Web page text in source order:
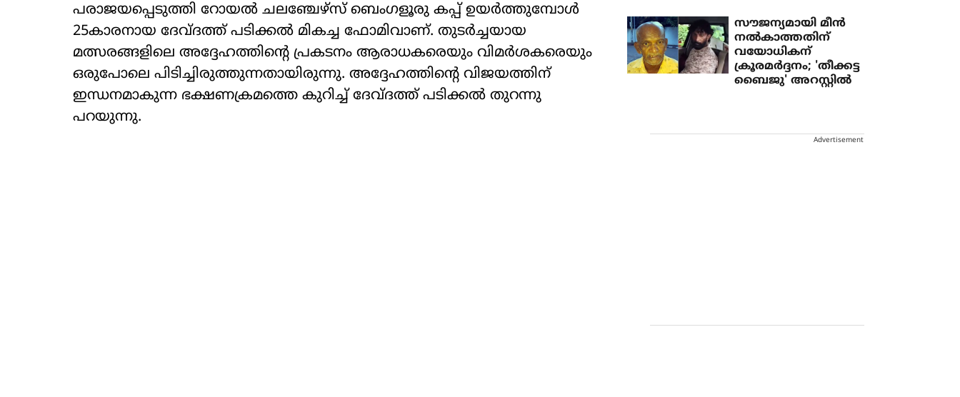
പരാജയപ്പെടുത്തി റോയൽ ചലഞ്ചേഴ്സ് ബെം​ഗളൂരു കപ്പ് ഉയർത്തുമ്പോൾ
25കാരനായ ​ദേവ്​ദത്ത് പടിക്കൽ മികച്ച ഫോമിവാണ്. തുടർച്ചയായ
മത്സരങ്ങളിലെ അദ്ദേഹത്തിന്റെ പ്രകടനം ആരാധകരെയും വിമർശകരെയും
ഒരുപോലെ പിടിച്ചിരുത്തുന്നതായിരുന്നു. അദ്ദേഹത്തിന്റെ വിജയത്തിന്
ഇന്ധനമാകുന്ന ഭക്ഷണക്രമത്തെ കുറിച്ച് ദേവ്ദത്ത് പടിക്കൽ തുറന്നു
പറയുന്നു.
സൗജന്യമായി മീന്‍
നല്‍കാത്തതിന്
വയോധികന്
ക്രൂരമര്‍ദ്ദനം; 'തീക്കട്ട
ബൈജു' അറസ്റ്റില്‍
Advertisement